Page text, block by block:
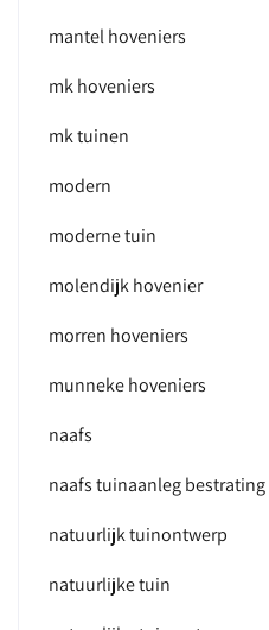
mantel hoveniers
mk hoveniers
mk tuinen
modern
moderne tuin
molendijk hovenier
morren hoveniers
munneke hoveniers
naafs
naafs tuinaanleg bestrating
natuurlijk tuinontwerp
natuurlijke tuin